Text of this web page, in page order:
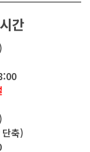
간
축)